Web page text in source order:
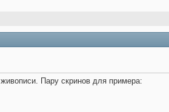
Пару скринов для примера: